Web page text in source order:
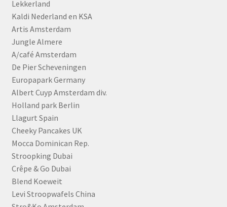
Lekkerland
Kaldi Nederland en KSA
Artis Amsterdam
Jungle Almere
A/café Amsterdam
De Pier Scheveningen
Europapark Germany
Albert Cuyp Amsterdam div.
Holland park Berlin
Llagurt Spain
Cheeky Pancakes UK
Mocca Dominican Rep.
Stroopking Dubai
Crêpe & Go Dubai
Blend Koeweit
Levi Stroopwafels China